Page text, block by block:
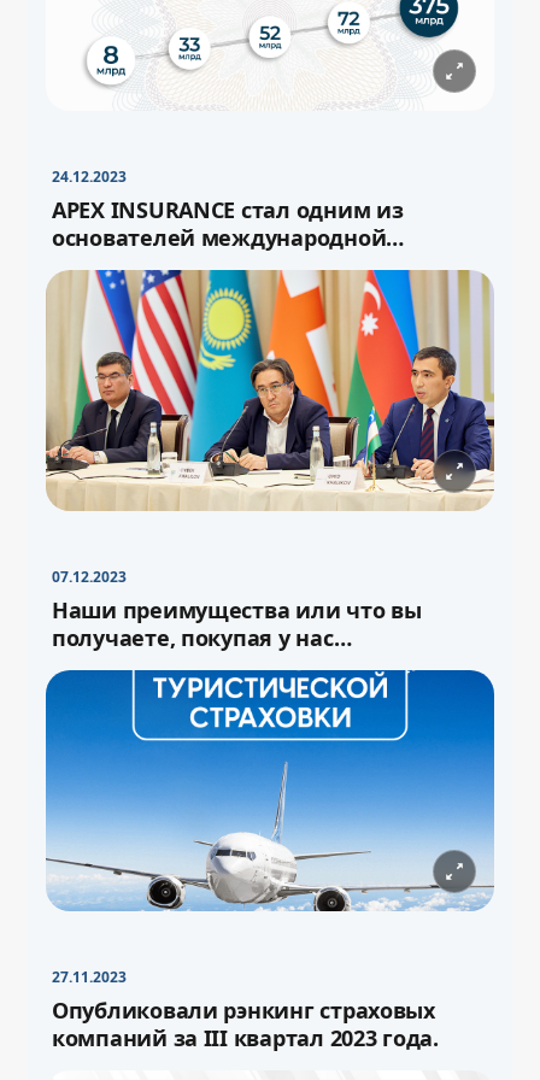
16pt + Свернуть
− 16pt + Свернуть
24.12.2023
APEX INSURANCE стал одним из
основателей международной
перестраховочной ёмкости «Turan»
07.12.2023
Наши преимущества или что вы
получаете, покупая у нас
туристическую страховку
− 16pt
27.11.2023
Опубликовали рэнкинг страховых
компаний за III квартал 2023 года.